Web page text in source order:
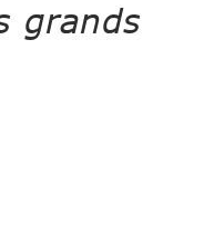
grands